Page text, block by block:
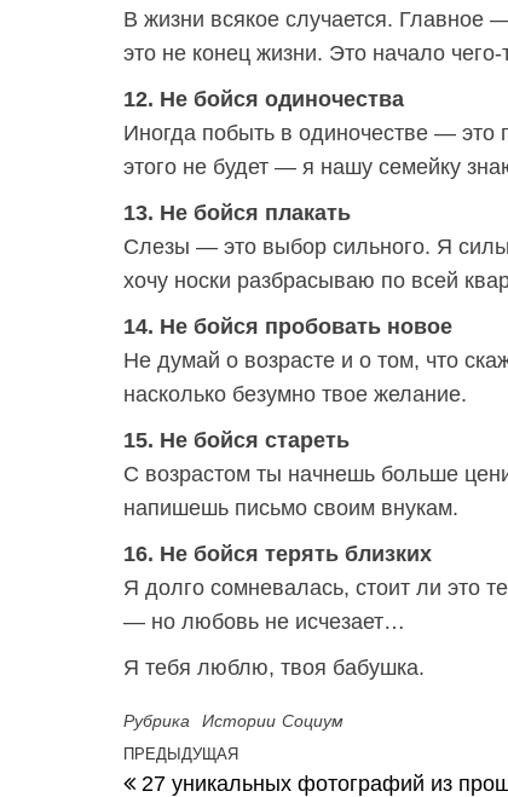
В жизни всякое случается. Главное
это не конец жизни. Это начало
12. Не бойся одиночества
Иногда побыть в одиночестве —
этого не будет — я нашу семейку
13. Не бойся плакать
Слезы — это выбор сильного. Я
хочу носки разбрасываю по всей
14. Не бойся пробовать новое
Не думай о возрасте и о том, что
насколько безумно твое желание.
15. Не бойся стареть
С возрастом ты начнешь больше
напишешь письмо своим внукам.
16. Не бойся терять близких
Я долго сомневалась, стоит ли это
— но любовь не исчезает…
Я тебя люблю, твоя бабушка.
Рубрика Истории Социум
Навигация по записям
Предыдущая запись
ПРЕДЫДУЩАЯ
27 уникальных фотографий из